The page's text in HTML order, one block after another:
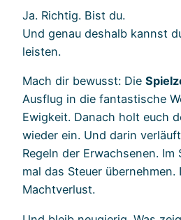
Ja. Richtig. Bist du.
Und genau deshalb kannst
leisten.
Mach dir bewusst: Die
Ausflug in die fantastische
Ewigkeit. Danach holt euch
wieder ein. Und darin
Regeln der Erwachsenen.
mal das Steuer übernehmen.
Machtverlust.